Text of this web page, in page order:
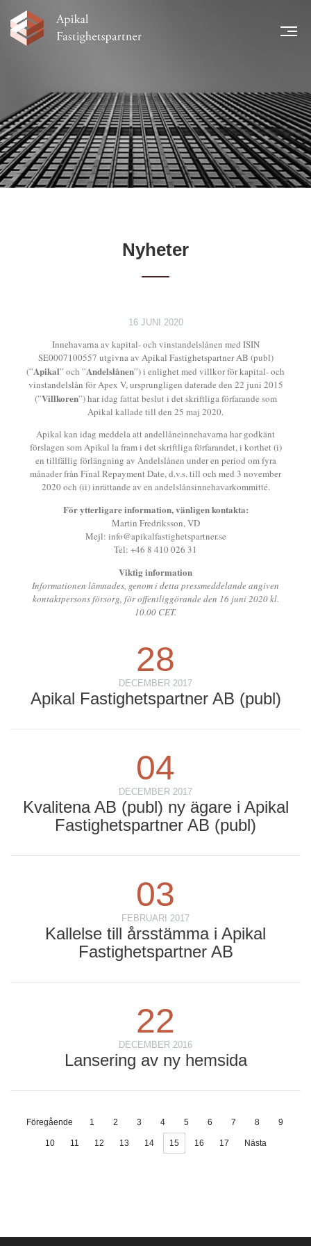
NYHETER
LÅNTAGARE
TEAM
LEGAL INFORMATION
FINANSIELL INFORMATION
Nyheter
28
DECEMBER 2017
Apikal Fastighetspartner AB (publ)
04
DECEMBER 2017
Kvalitena AB (publ) ny ägare i Apikal
Fastighetspartner AB (publ)
03
FEBRUARI 2017
Kallelse till årsstämma i Apikal
Fastighetspartner AB
22
DECEMBER 2016
Lansering av ny hemsida
Föregående 1 2 3 4 5 6 7 8 9
10 11 12 13 14 15 16 17 Nästa
16 JUNI 2020
Innehavarna av kapital- och vinstandelslånen med ISIN
SE0007100557 utgivna av Apikal Fastighetspartner AB (publ)
(”Apikal” och ”Andelslånen”) i enlighet med villkor för kapital- och
vinstandelslån för Apex V, ursprungligen daterade den 22 juni 2015
(”Villkoren”) har idag fattat beslut i det skriftliga förfarande som
Apikal kallade till den 25 maj 2020.
Apikal kan idag meddela att andellåneinnehavarna har godkänt
förslagen som Apikal la fram i det skriftliga förfarandet, i korthet (i)
en tillfällig förlängning av Andelslånen under en period om fyra
månader från Final Repayment Date, d.v.s. till och med 3 november
2020 och (ii) inrättande av en andelslånsinnehavarkommitté.
För ytterligare information, vänligen kontakta:
Martin Fredriksson, VD
Mejl: info@apikalfastighetspartner.se
Tel: +46 8 410 026 31
Viktig information
Informationen lämnades, genom i detta pressmeddelande angiven
kontaktpersons försorg, för offentliggörande den 16 juni 2020 kl.
10.00 CET.